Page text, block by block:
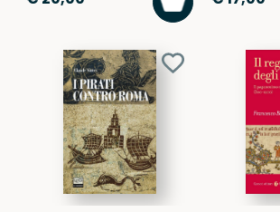
AL
CARRELLO
Aggiungi